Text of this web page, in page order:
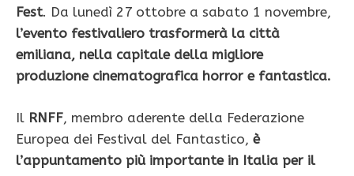
Fest. Da lunedì 27 ottobre a sabato 1 novembre,
l’evento festivaliero trasformerà la città
emiliana, nella capitale della migliore
produzione cinematografica horror e fantastica.
Il RNFF, membro aderente della Federazione
Europea dei Festival del Fantastico, è
l’appuntamento più importante in Italia per il